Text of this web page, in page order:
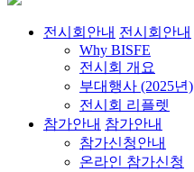
전시회안내 전시회안내
Why BISFE
전시회 개요
부대행사 (2025년)
전시회 리플렛
참가안내 참가안내
참가신청안내
온라인 참가신청